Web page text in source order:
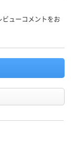
ビューコメントをお